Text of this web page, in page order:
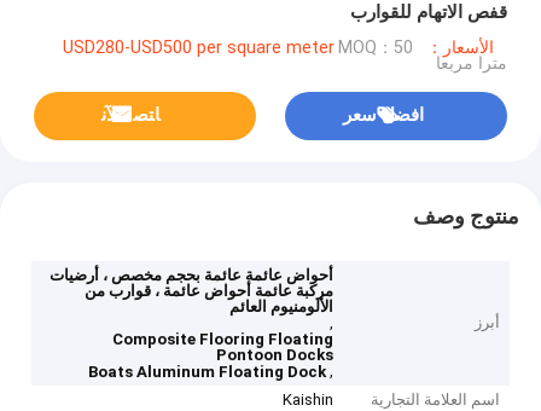
قفص الاتهام للقوارب
الأسعار：USD280-USD500 per square meter MOQ：50
مترا مربعا
افضل سعر ﺎﺘﺼﻟ ﺍﻶﻧ
منتوج وصف
أبرز
أحواض عائمة عائمة بحجم مخصص ، أرضيات
مركبة عائمة أحواض عائمة ، قوارب من
الألومنيوم العائم
,
Composite Flooring Floating
Pontoon Docks
,
Boats Aluminum Floating Dock
اسم العلامة التجارية
Kaishin